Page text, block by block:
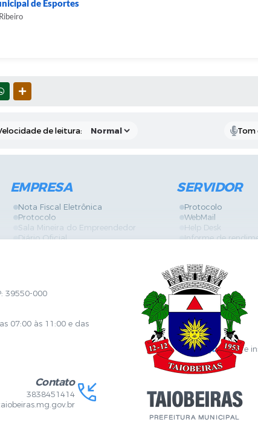
de Esportes
WHATSAPP
de leitura: Tom
EMPRESA
Nota Fiscal Eletrônica
Protocolo
Sala Mineira do Empreendedor
Diário Oficial
Serviços Online
Vigilância Sanitária
SERVIDOR
Protocolo
WebMail
Help Desk
Informe de
GPI
Diário Oficial
Fale com RH
SGDI - Sistema
Concurso Público e
Portal da Atenção
39550-000
07:00 às 11:00 e das
Contato
3838451414
Clique aquie